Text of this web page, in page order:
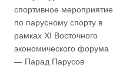
спортивное мероприятие
по парусному спорту в
рамках XI Восточного
экономического форума
— Парад Парусов